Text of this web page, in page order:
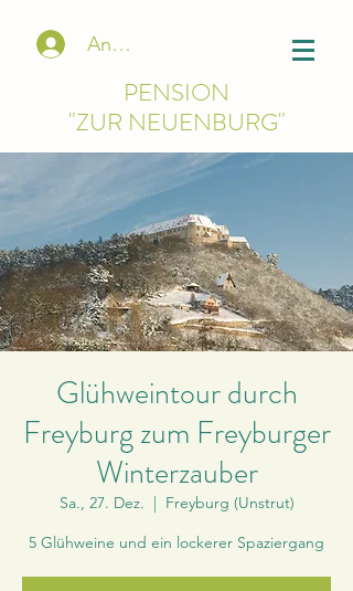
Anmelden
PENSION
"ZUR NEUENBURG"
Glühweintour durch
Freyburg zum Freyburger
Winterzauber
Sa., 27. Dez.
  |
Freyburg (Unstrut)
5 Glühweine und ein lockerer Spaziergang